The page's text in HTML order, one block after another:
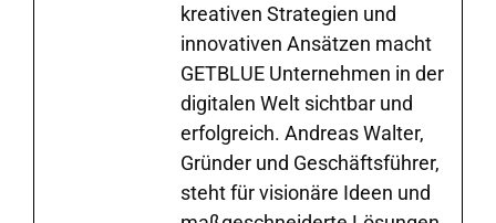
kreativen Strategien und
innovativen Ansätzen macht
GETBLUE Unternehmen in der
digitalen Welt sichtbar und
erfolgreich. Andreas Walter,
Gründer und Geschäftsführer,
steht für visionäre Ideen und